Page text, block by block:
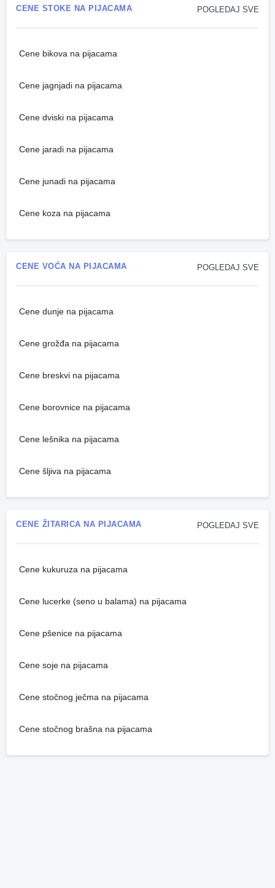
POGLEDAJ SVE
CENE STOKE NA PIJACAMA
Cene bikova na pijacama
Cene jagnjadi na pijacama
Cene dviski na pijacama
Cene jaradi na pijacama
Cene junadi na pijacama
Cene koza na pijacama
POGLEDAJ SVE
CENE VOĆA NA PIJACAMA
Cene dunje na pijacama
Cene grožđa na pijacama
Cene breskvi na pijacama
Cene borovnice na pijacama
Cene lešnika na pijacama
Cene šljiva na pijacama
POGLEDAJ SVE
CENE ŽITARICA NA PIJACAMA
Cene kukuruza na pijacama
Cene lucerke (seno u balama) na pijacama
Cene pšenice na pijacama
Cene soje na pijacama
Cene stočnog ječma na pijacama
Cene stočnog brašna na pijacama